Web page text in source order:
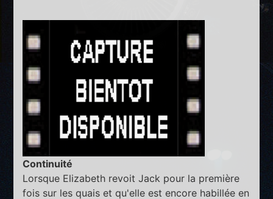
Continuité
Lorsque Elizabeth revoit Jack pour la première
fois sur les quais et qu'elle est encore habillée en